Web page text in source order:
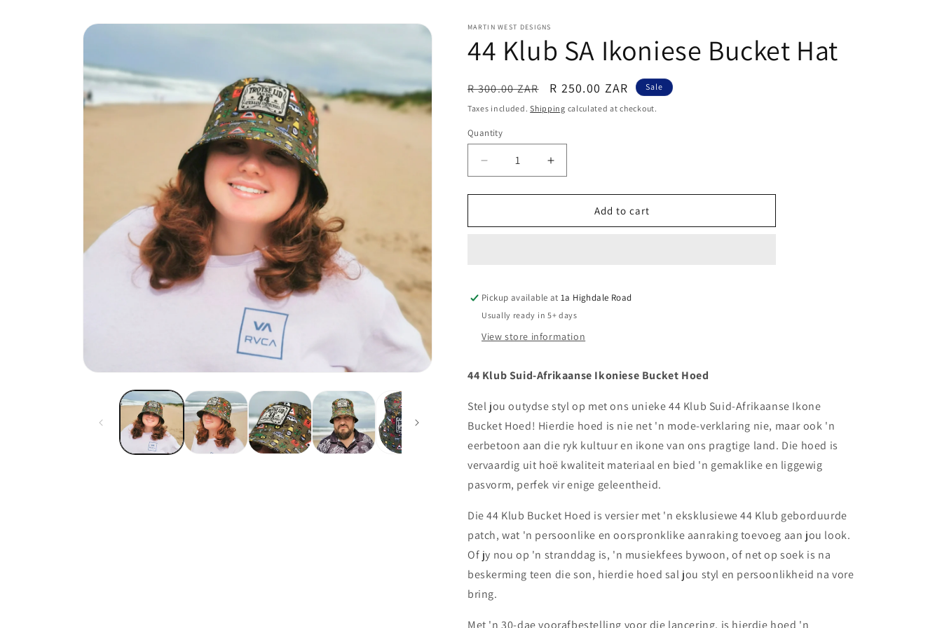
Skip to
MARTIN WEST DESIGNS
44 Klub SA Ikoniese Bucket Hat
Regular
price
R 300.00 ZAR
Sale
price
R 250.00 ZAR Sale
Taxes included.Shipping calculated at checkout.
Quantity
Quantity
Decrease
quantity
for
Klub
Increase
quantity
for
Klub
Add to cart
Pickup available at1a Highdale Road
Usually ready in 5+ days
View store information
44 Klub Suid-Afrikaanse Ikoniese Bucket Hoed
Stel jou outydse styl op met ons unieke 44 Klub Suid-Afrikaanse Ikone
Bucket Hoed! Hierdie hoed is nie net 'n mode-verklaring nie, maar ook 'n
eerbetoon aan die ryk kultuur en ikone van ons pragtige land. Die hoed is
vervaardig uit hoë kwaliteit materiaal en bied 'n gemaklike en liggewig
pasvorm, perfek vir enige geleentheid.
Die 44 Klub Bucket Hoed is versier met 'n eksklusiewe 44 Klub geborduurde
patch, wat 'n persoonlike en oorspronklike aanraking toevoeg aan jou look.
Of jy nou op 'n stranddag is, 'n musiekfees bywoon, of net op soek is na
beskerming teen die son, hierdie hoed sal jou styl en persoonlikheid na vore
bring.
Met 'n 30-dae voorafbestelling voor die lancering, is hierdie hoed 'n